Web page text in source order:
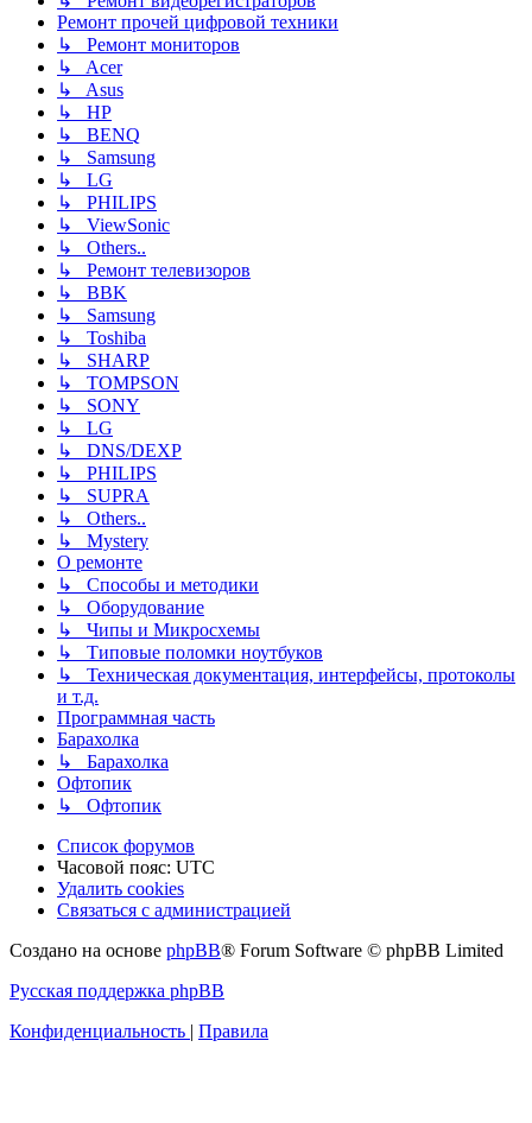
Ремонт прочей цифровой техники
↳ Ремонт мониторов
↳ Acer
↳ Asus
↳ HP
↳ BENQ
↳ Samsung
↳ LG
↳ PHILIPS
↳ ViewSonic
↳ Others..
↳ Ремонт телевизоров
↳ BBK
↳ Samsung
↳ Toshiba
↳ SHARP
↳ TOMPSON
↳ SONY
↳ LG
↳ DNS/DEXP
↳ PHILIPS
↳ SUPRA
↳ Others..
↳ Mystery
О ремонте
↳ Способы и методики
↳ Оборудование
↳ Чипы и Микросхемы
↳ Типовые поломки ноутбуков
↳ Техническая документация, интерфейсы, протоколы
и т.д.
Программная часть
Барахолка
↳ Барахолка
Офтопик
↳ Офтопик
Список форумов
Часовой пояс: UTC
Удалить cookies
Связаться
администрацией
Связаться с администрацией
Создано на основе phpBB® Forum Software © phpBB Limited
Русская поддержка phpBB
Конфиденциальность
Правила